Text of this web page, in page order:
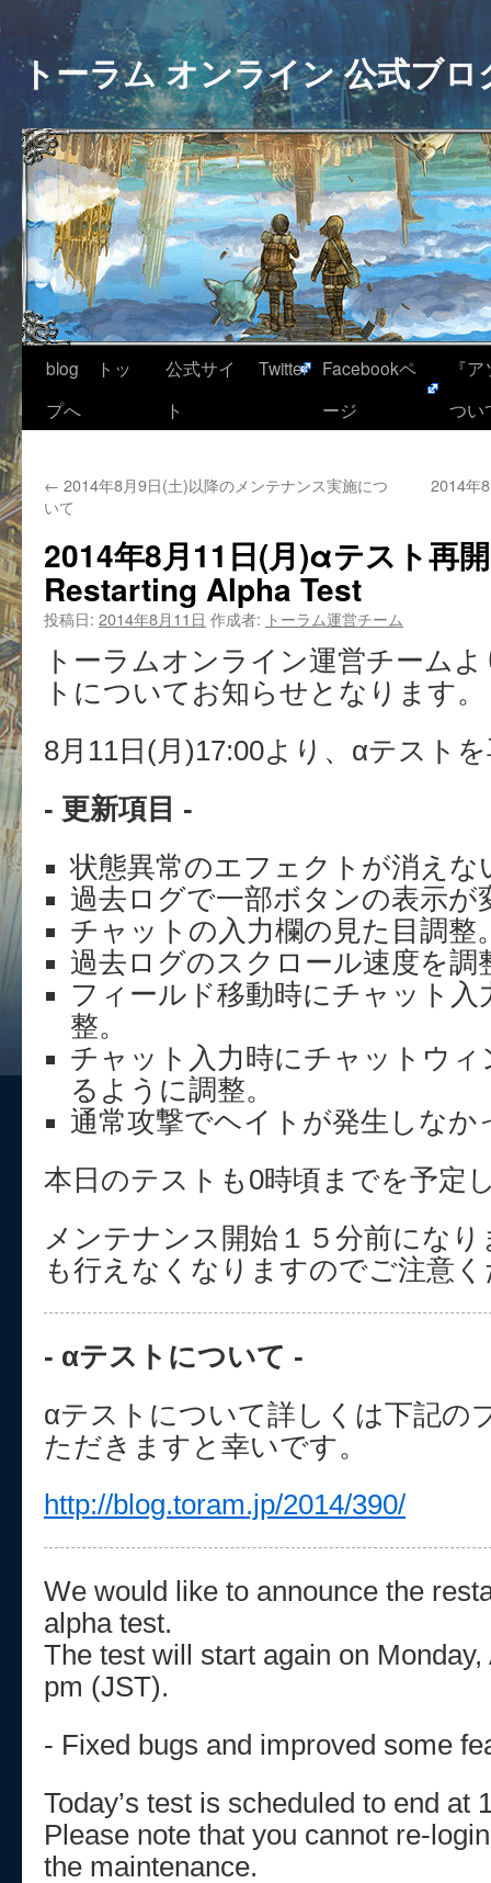
トーラム オンライン 公式ブロ
blog トッ
プへ
公式サイ
ト
Twitter
Facebookペ
ージ
『
つい
← 2014年8月9日(土)以降のメンテナンス実施につ
いて
2014年
2014年8月11日(月)αテスト再
Restarting Alpha Test
投稿日: 2014年8月11日 作成者: トーラム運営チーム
トーラムオンライン運営チーム
トについてお知らせとなります。
8月11日(月)17:00より、αテスト
- 更新項目 -
状態異常のエフェクトが消えな
過去ログで一部ボタンの表示が
チャットの入力欄の見た目調整
過去ログのスクロール速度を調
フィールド移動時にチャット
整。
チャット入力時にチャットウ
るように調整。
通常攻撃でヘイトが発生しなか
本日のテストも0時頃までを予定
メンテナンス開始１５分前にな
も行えなくなりますのでご注意
- αテストについて -
αテストについて詳しくは下記の
ただきますと幸いです。
http://blog.toram.jp/2014/390/
We would like to announce the
alpha test.
The test will start again on Monday,
pm (JST).
- Fixed bugs and improved some
Today’s test is scheduled to end at
Please note that you cannot re-
the maintenance.